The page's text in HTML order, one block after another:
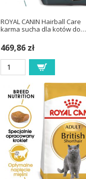
ROYAL CANIN Hairball Care
karma sucha dla kotów do…
469,86 zł